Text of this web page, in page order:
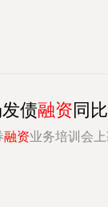
债融资同
融资业务培训会